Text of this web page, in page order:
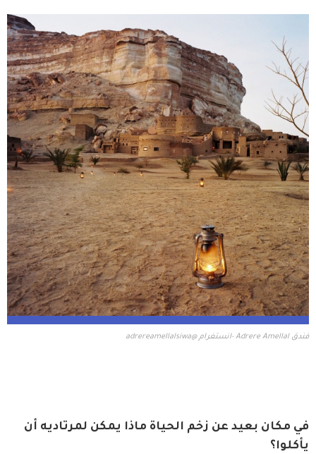
فندق Adrere Amellal -انستغرام @adrereamellalsiwa
في مكان بعيد عن زخم الحياة ماذا يمكن لمرتاديه أن
يأكلوا؟